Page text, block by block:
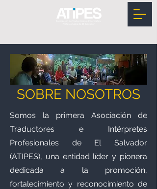
SOBRE NOSOTROS
Somos la primera Asociación de
Traductores e Intérpretes
Profesionales de El Salvador
(ATIPES), una entidad líder y pionera
dedicada a la promoción,
fortalecimiento y reconocimiento de